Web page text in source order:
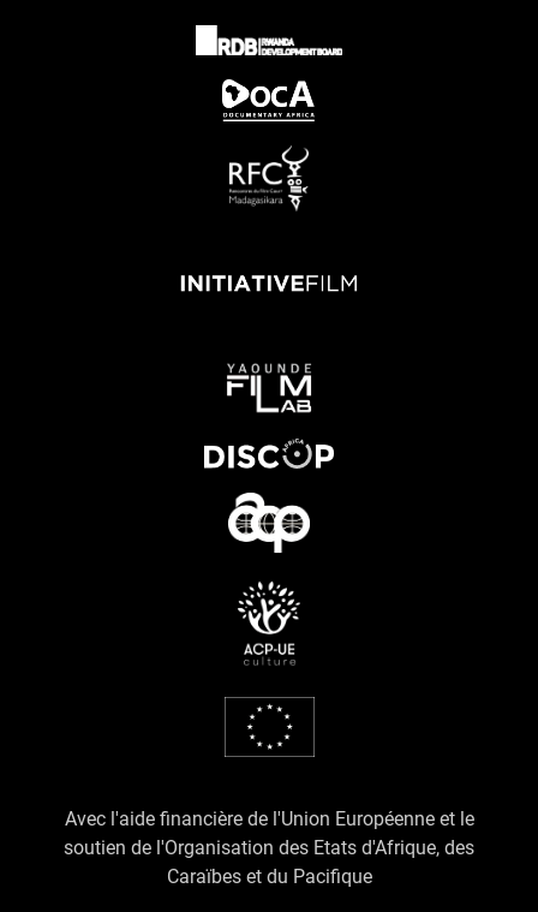
Avec l'aide financière de l'Union Européenne et le
soutien de l'Organisation des Etats d'Afrique, des
Caraïbes et du Pacifique